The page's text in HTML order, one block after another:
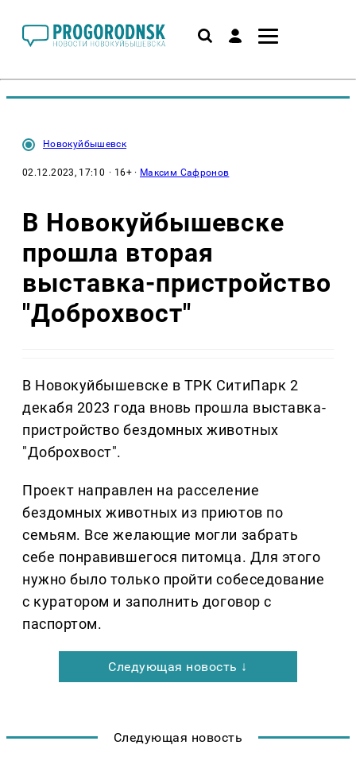
Новокуйбышевск
02.12.2023, 17:10 · 16+ · Максим Сафронов
В Новокуйбышевске
прошла вторая
выставка-пристройство
"Доброхвост"
В Новокуйбышевске в ТРК СитиПарк 2
декабя 2023 года вновь прошла выставка-
пристройство бездомных животных
"Доброхвост".
Проект направлен на расселение
бездомных животных из приютов по
семьям. Все желающие могли забрать
себе понравившегося питомца. Для этого
нужно было только пройти собеседование
с куратором и заполнить договор с
паспортом.
Следующая новость ↓
Следующая новость